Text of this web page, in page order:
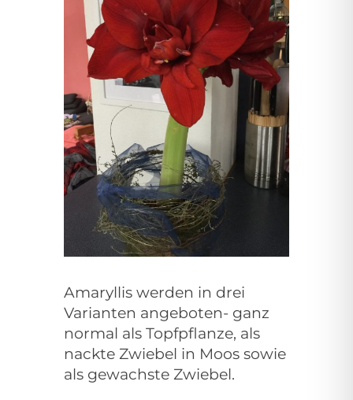
Amaryllis werden in drei
Varianten angeboten- ganz
normal als Topfpflanze, als
nackte Zwiebel in Moos sowie
als gewachste Zwiebel.